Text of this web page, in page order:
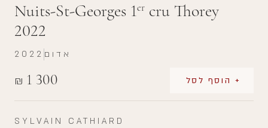
Nuits-St-Georges 1er cru Thorey
2022
₪ 1 300 + הוסף לסל
2022 אדום
SYLVAIN CATHIARD